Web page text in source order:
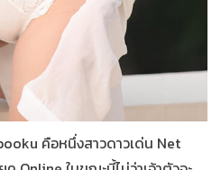
คือหนึ่งสาวดาวเด่น Net